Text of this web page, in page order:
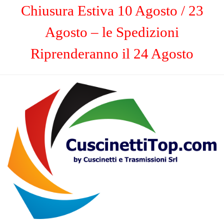
Chiusura Estiva 10 Agosto / 23
Agosto – le Spedizioni
Riprenderanno il 24 Agosto